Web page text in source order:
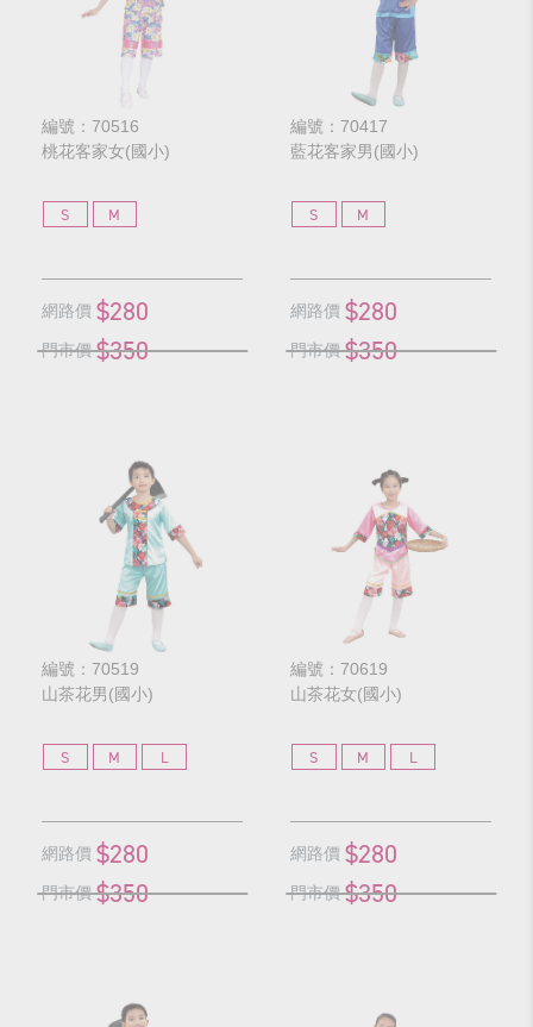
編號：70516
桃花客家女(國小)
S M
網路價 $280
門市價 $350
編號：70417
藍花客家男(國小)
S M
網路價 $280
門市價 $350
編號：70519
山茶花男(國小)
S M L
網路價 $280
門市價 $350
編號：70619
山茶花女(國小)
S M L
網路價 $280
門市價 $350